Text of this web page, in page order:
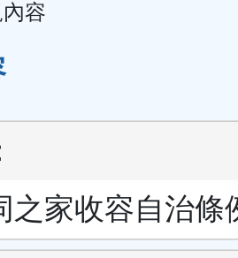
容
之家收容自治條